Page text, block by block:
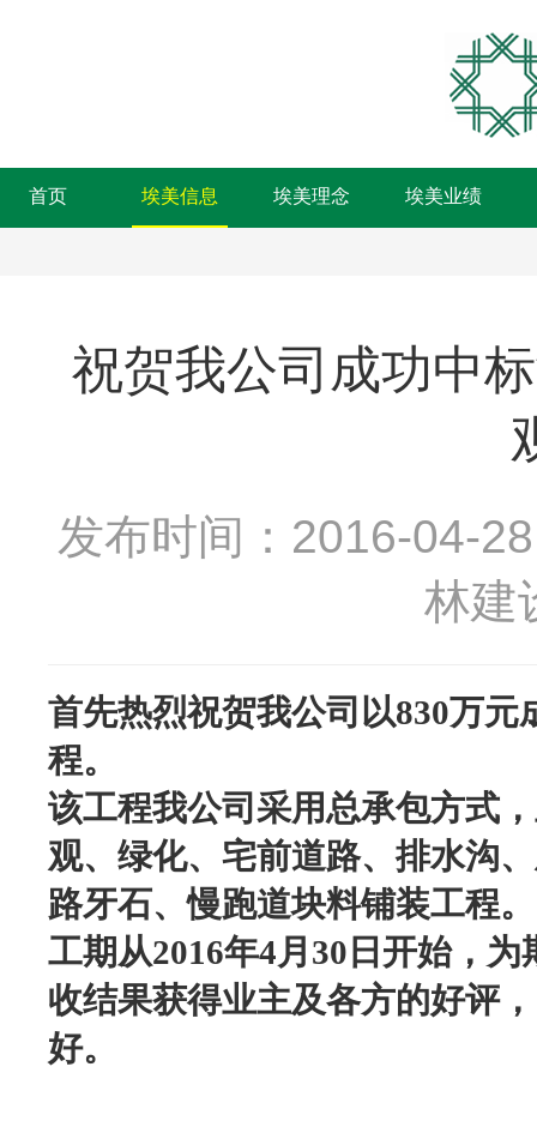
首页 埃美信息 埃美理念 埃美业绩
祝贺我公司成功中
发布时间：2016-04-
林建
首先热烈祝贺我公司以830万元
程。
该工程我公司采用总承包方式，
观、绿化、宅前道路、排水沟
路牙石、慢跑道块料铺装工程。
工期从2016年4月30日开始，
收结果获得业主及各方的好评
好。